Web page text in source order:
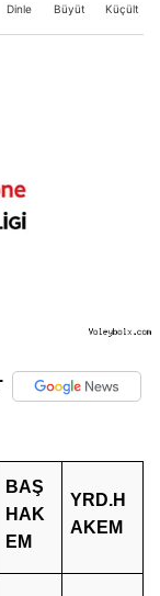
Dinle Büyüt Küçült
BAŞ
HAK
EM
YRD.H
AKEM